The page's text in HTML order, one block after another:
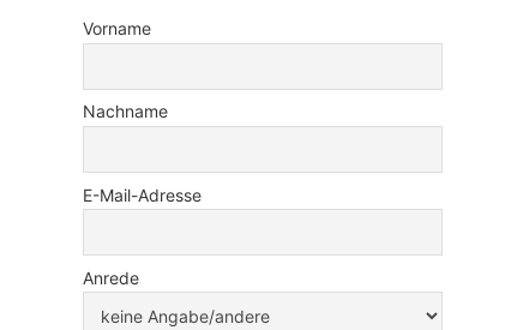
Vorname
Nachname
E-Mail-Adresse
Anrede